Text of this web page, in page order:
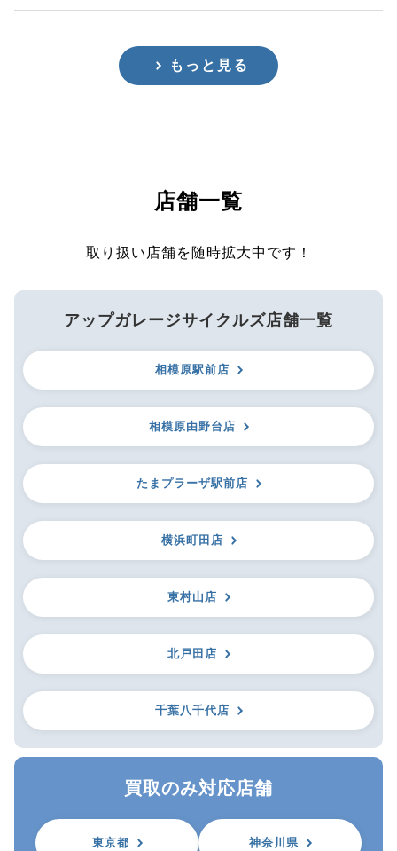
もっと見る
店舗一覧
取り扱い店舗を随時拡大中です！
アップガレージサイクルズ店舗一覧
相模原駅前店
相模原由野台店
たまプラーザ駅前店
横浜町田店
東村山店
北戸田店
千葉八千代店
買取のみ対応店舗
東京都 神奈川県